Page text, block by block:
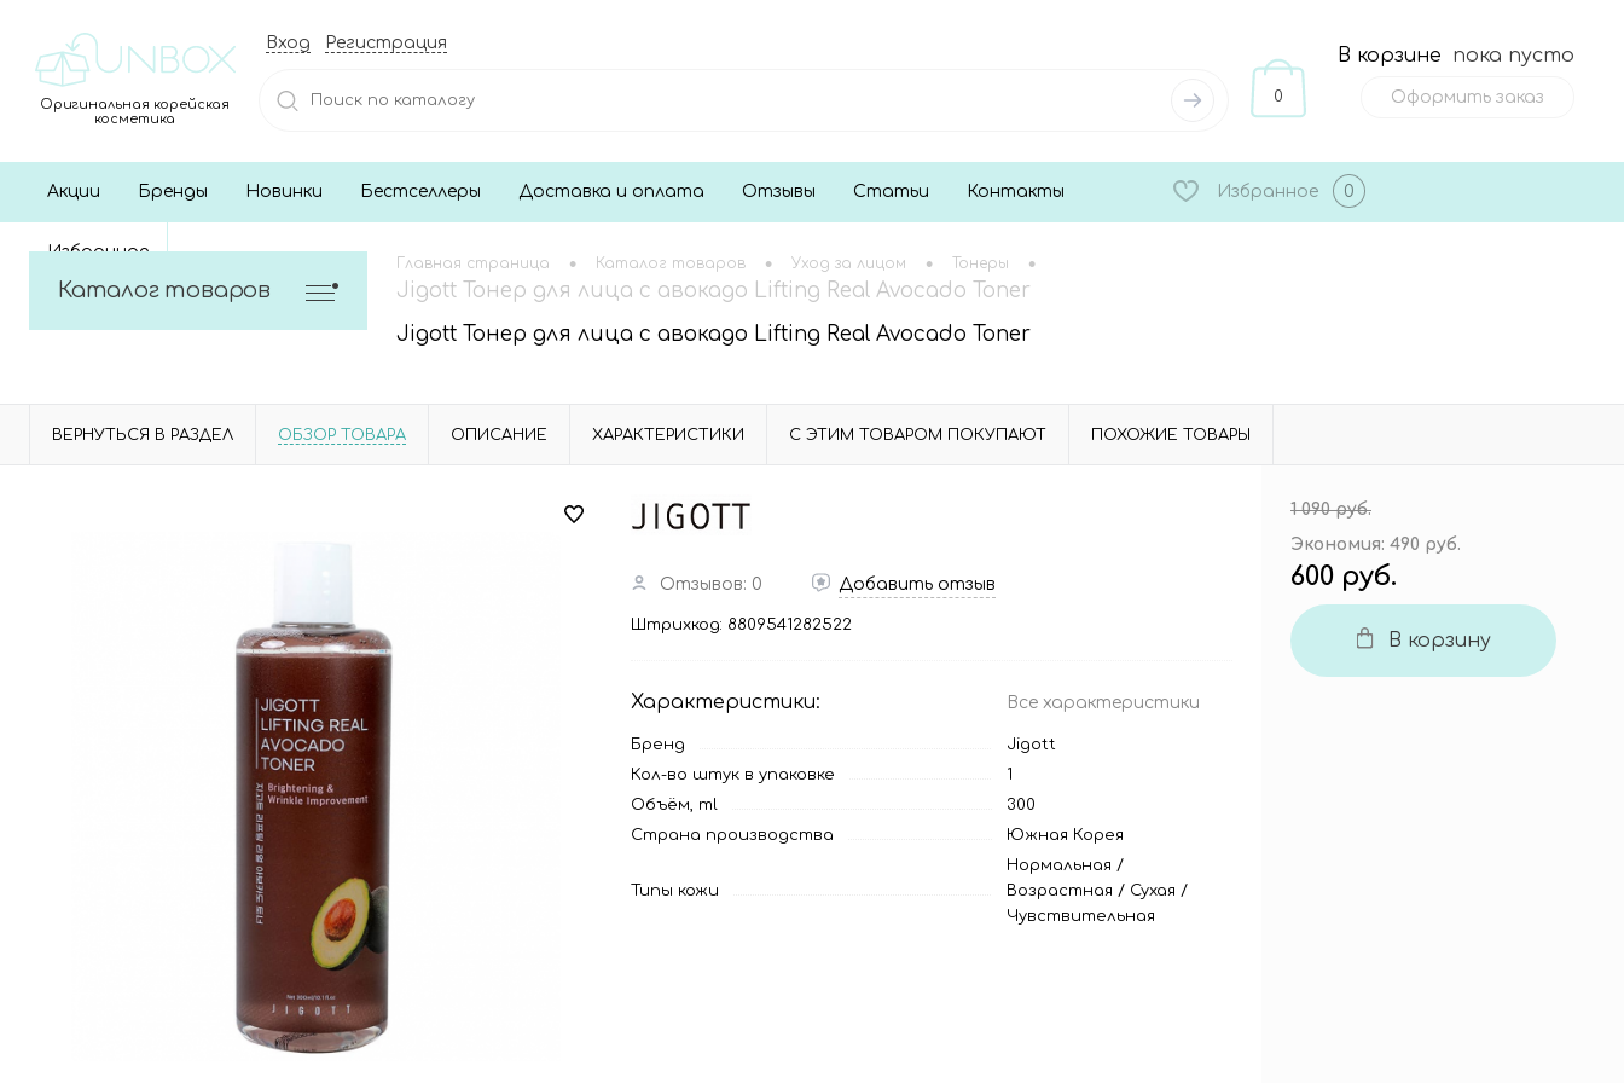
Оригинальная корейская
косметика
Вход Регистрация
0
В корзине пока пусто
Оформить заказ
Акции Бренды Новинки Бестселлеры Доставка и оплата Отзывы Статьи Контакты
Избранное
Избранное 0
Каталог товаров
Главная страница • Каталог товаров • Уход за лицом • Тонеры •
Jigott Тонер для лица с авокадо Lifting Real Avocado Toner
Jigott Тонер для лица с авокадо Lifting Real Avocado Toner
ВЕРНУТЬСЯ В РАЗДЕЛ ОБЗОР ТОВАРА ОПИСАНИЕ ХАРАКТЕРИСТИКИ С ЭТИМ ТОВАРОМ ПОКУПАЮТ ПОХОЖИЕ ТОВАРЫ
Отзывов: 0 Добавить отзыв
Штрихкод: 8809541282522
Характеристики: Все характеристики
Бренд
Jigott
Кол-во штук в упаковке
1
Объём, ml
300
Страна производства
Южная Корея
Типы кожи
Нормальная /
Возрастная / Сухая /
Чувствительная
1 090 руб.
Экономия: 490 руб.
600 руб.
В корзину